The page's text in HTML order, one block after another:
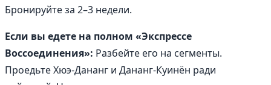
Бронируйте за 2–3 недели.
Если вы едете на полном «Экспрессе
Воссоединения»: Разбейте его на сегменты.
Проедьте Хюэ-Дананг и Дананг-Куинён ради